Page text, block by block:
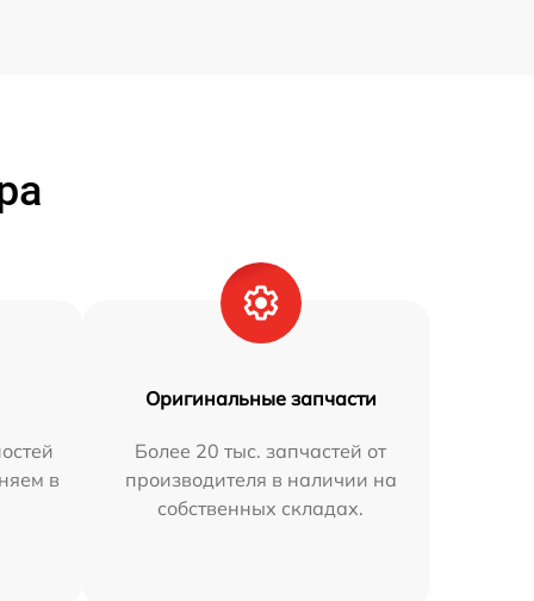
в
Оригинальные запчасти
Более 20 тыс. запчастей от
производителя в наличии на
собственных складах.